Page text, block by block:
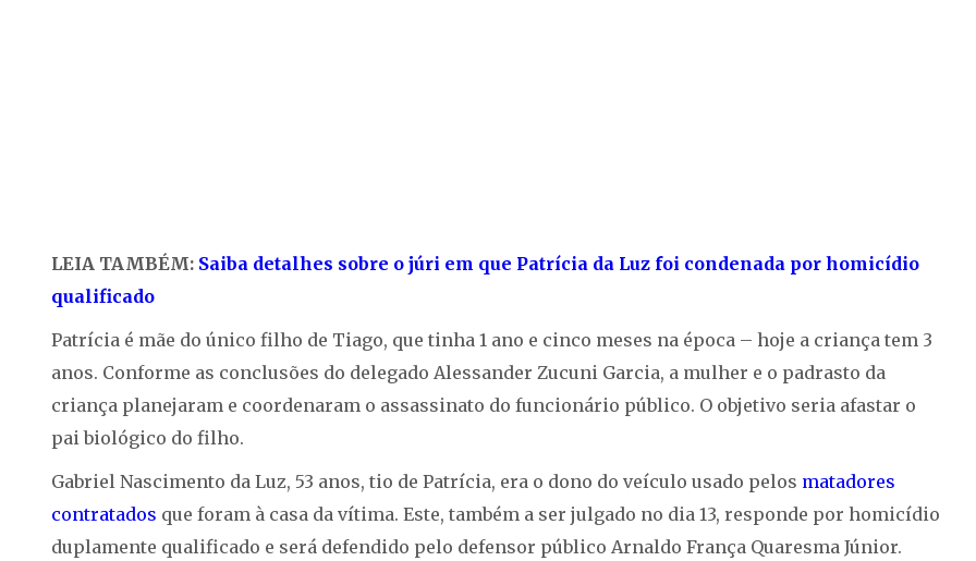
LEIA TAMBÉM: Saiba detalhes sobre o júri em que Patrícia da Luz foi condenada por homicídio
qualificado
Patrícia é mãe do único filho de Tiago, que tinha 1 ano e cinco meses na época – hoje a criança tem 3
anos. Conforme as conclusões do delegado Alessander Zucuni Garcia, a mulher e o padrasto da
criança planejaram e coordenaram o assassinato do funcionário público. O objetivo seria afastar o
pai biológico do filho.
Gabriel Nascimento da Luz, 53 anos, tio de Patrícia, era o dono do veículo usado pelos matadores
contratados que foram à casa da vítima. Este, também a ser julgado no dia 13, responde por homicídio
duplamente qualificado e será defendido pelo defensor público Arnaldo França Quaresma Júnior.